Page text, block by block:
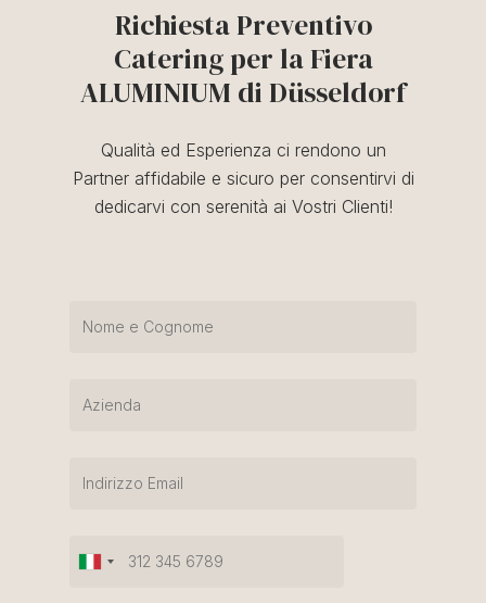
Richiesta Preventivo
Catering per la Fiera
ALUMINIUM di Düsseldorf
Qualità ed Esperienza ci rendono un
Partner affidabile e sicuro per consentirvi di
dedicarvi con serenità ai Vostri Clienti!